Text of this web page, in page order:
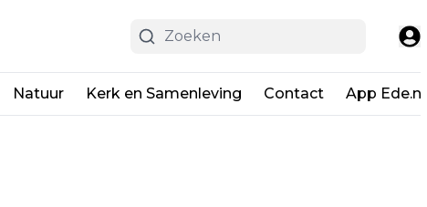
Natuur Kerk en Samenleving Contact App